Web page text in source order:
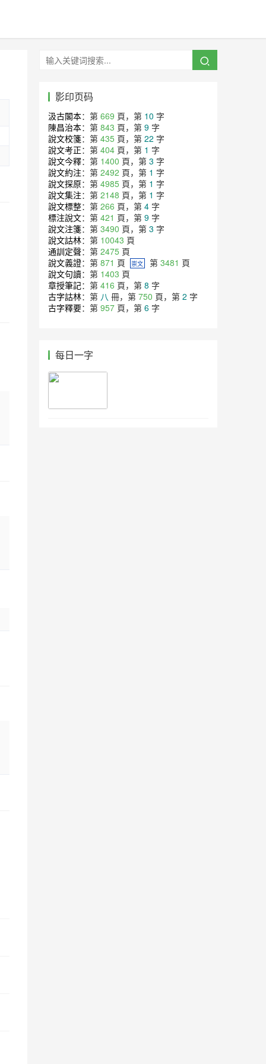
影印页码
汲古閣本：第 669 頁，第 10 字
陳昌治本：第 843 頁，第 9 字
說文校箋：第 435 頁，第 22 字
說文考正：第 404 頁，第 1 字
說文今釋：第 1400 頁，第 3 字
說文約注：第 2492 頁，第 1 字
說文探原：第 4985 頁，第 1 字
說文集注：第 2148 頁，第 1 字
說文標整：第 266 頁，第 4 字
標注說文：第 421 頁，第 9 字
說文注箋：第 3490 頁，第 3 字
說文詁林：第 10043 頁
通訓定聲：第 2475 頁
說文義證：第 871 頁 崇文 第 3481 頁
說文句讀：第 1403 頁
章授筆記：第 416 頁，第 8 字
古字詁林：第 八 冊，第 750 頁，第 2 字
古字釋要：第 957 頁，第 6 字
每日一字